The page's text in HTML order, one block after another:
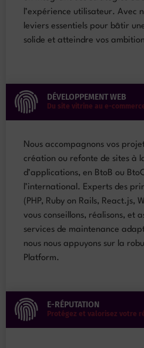
l’expérience utilisateur. Avec
leviers essentiels pour bâtir
solide et atteindre vos
DÉVELOPPEMENT WEB
Du site vitrine au e-
Nous accompagnons vos
création ou refonte de sites à
d’applications, en BtoB ou
l’international. Experts des
(PHP, Ruby on Rails, React.js,
vous conseillons, réalisons, et
services de maintenance
nous nous appuyons sur la
Platform.
E-RÉPUTATION
Protégez et valorisez votre